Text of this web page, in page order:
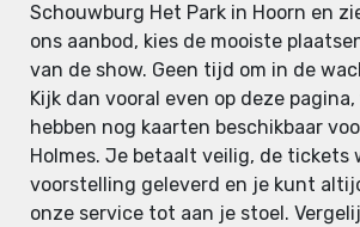
Schouwburg Het Park in Hoorn en
ons aanbod, kies de mooiste
van de show. Geen tijd om in de
Kijk dan vooral even op deze
hebben nog kaarten beschikbaar
Holmes. Je betaalt veilig, de tickets
voorstelling geleverd en je kunt
onze service tot aan je stoel.